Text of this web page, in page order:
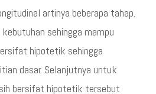
artinya beberapa tahap.
sehingga mampu
hipotetik sehingga
dasar. Selanjutnya untuk
bersifat hipotetik tersebut